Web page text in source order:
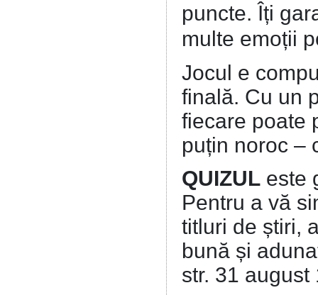
puncte. Îți
multe emoții
Jocul e
finală. Cu un
fiecare poate
puțin noroc –
QUIZUL este
Pentru a vă
titluri de știri,
bună și
str. 31 august